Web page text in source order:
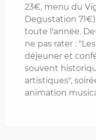
23€, menu du
Degustation
toute l'année.
ne pas rater :
déjeuner et
souvent
artistiques",
animation